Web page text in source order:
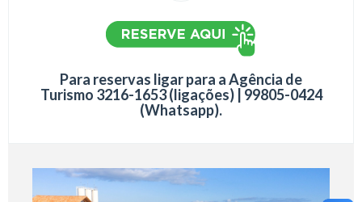
Para reservas ligar para a Agência de
Turismo 3216-1653 (ligações) | 99805-0424
(Whatsapp).